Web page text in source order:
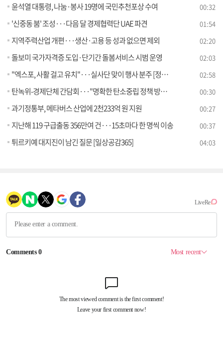
윤석열 대통령, 나눔·봉사 19명에 국민추천포상 수여 00:32
'신중동 붐' 조성···다음 달 경제협력단 UAE 파견 01:54
지역주력산업 개편···생산·고용 등 성과 없으면 제외 02:20
돌보미 국가자격증 도입·단기간 돌봄서비스 시범 운영 02:03
"엑스포, 사활 걸고 유치"···실사단 맞이 행사 분주 [정책현장+] 02:58
탄녹위-경제단체 간담회···"명확한 탄소중립 정책 방향성 제시" 00:30
과기정통부, 메타버스 산업에 2천233억 원 지원 00:27
지난해 119 구급출동 356만여 건···15초마다 한 명씩 이송 00:37
튀르키예 대지진이 남긴 질문 [일상공감365] 04:03